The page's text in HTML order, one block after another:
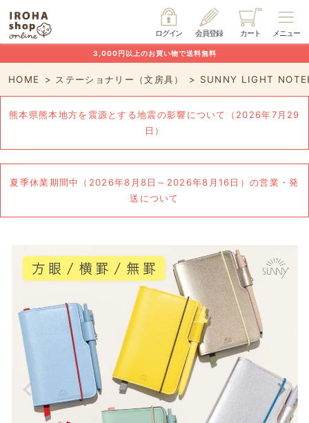
メニュー
カート
会員登録
ログイン
3,000円以上のお買い物で送料無料
HOME ステーショナリー（文房具） SUNNY LIGHT
熊本県熊本地方を震源とする地震の影響について（2026年7月29
日）
夏季休業期間中（2026年8月8日～2026年8月16日）の営業・発
送について